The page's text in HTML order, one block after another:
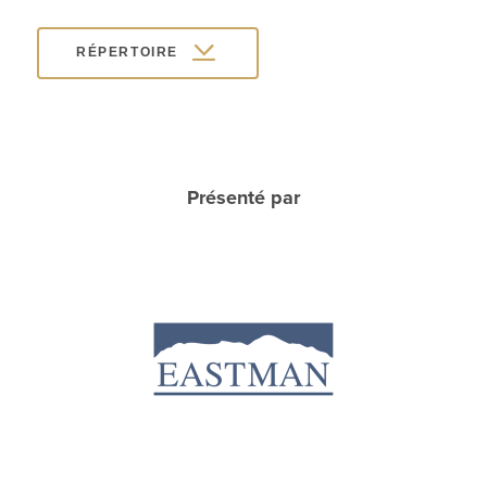
RÉPERTOIRE
Présenté par